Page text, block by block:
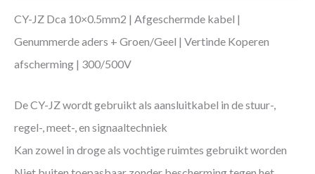
CY-JZ Dca 10×0.5mm2 | Afgeschermde kabel |
Genummerde aders + Groen/Geel | Vertinde Koperen
afscherming | 300/500V
De CY-JZ wordt gebruikt als aansluitkabel in de stuur-,
regel-, meet-, en signaaltechniek
Kan zowel in droge als vochtige ruimtes gebruikt worden